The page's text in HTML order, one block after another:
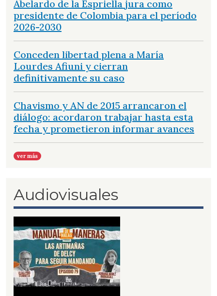
Abelardo de la Espriella jura como
presidente de Colombia para el período
2026-2030
Conceden libertad plena a María
Lourdes Afiuni y cierran
definitivamente su caso
Chavismo y AN de 2015 arrancaron el
diálogo: acordaron trabajar hasta esta
fecha y prometieron informar avances
ver más
Audiovisuales